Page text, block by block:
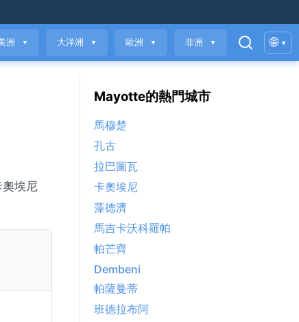
洲 ▼ 大洋洲 ▼ 歐洲 ▼ 非洲 ▼ 🌐 ▾
埃尼
Mayotte的熱門城市
馬穆楚
孔古
拉巴圖瓦
卡奧埃尼
藻德濟
馬吉卡沃科羅帕
帕芒齊
Dembeni
帕薩曼蒂
班德拉布阿